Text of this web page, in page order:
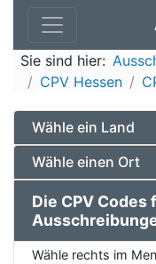
Sie sind hier:
CPV Hessen
Wähle ein Land
Wähle einen Ort
Die CPV
Wähle rechts im